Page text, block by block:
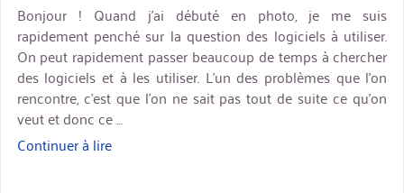
Bonjour ! Quand j’ai débuté en photo, je me suis
rapidement penché sur la question des logiciels à utiliser.
On peut rapidement passer beaucoup de temps à chercher
des logiciels et à les utiliser. L’un des problèmes que l’on
rencontre, c’est que l’on ne sait pas tout de suite ce qu’on
veut et donc ce …
Continuer à lire« Les